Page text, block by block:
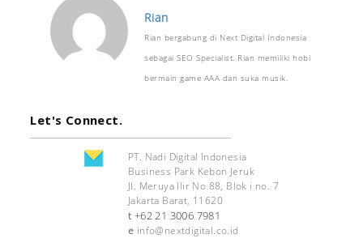
Rian
Rian bergabung di Next Digital Indonesia
sebagai SEO Specialist. Rian memiliki hobi
bermain game AAA dan suka musik.
Let's Connect.
PT. Nadi Digital Indonesia
Business Park Kebon Jeruk
Jl. Meruya Ilir No 88, Blok i no. 7
Jakarta Barat, 11620
t +62 21 3006 7981
e info@nextdigital.co.id